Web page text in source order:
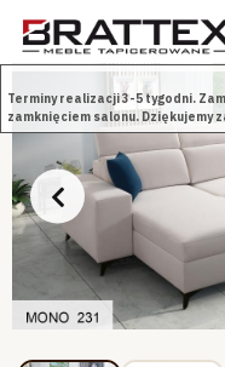
Terminy realizacji 3-5 tygodni.
zamknięciem salonu. Dziękujemy